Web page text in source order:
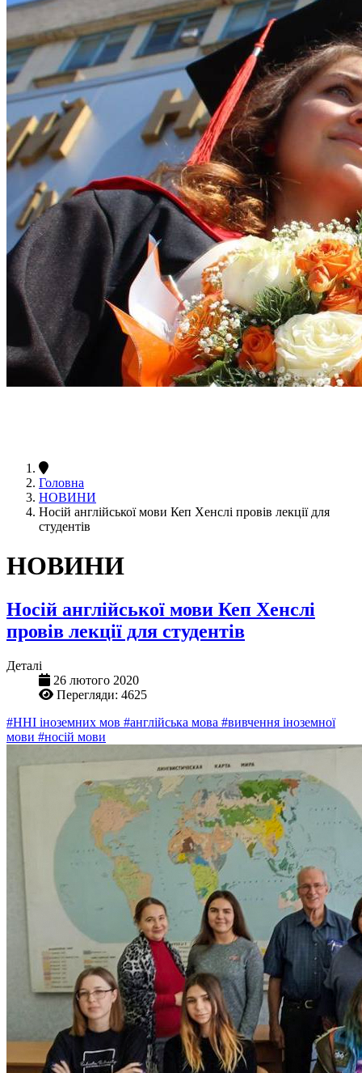
Головна
НОВИНИ
Носій англійської мови Кеп Хенслі провів лекції для
студентів
НОВИНИ
Носій англійської мови Кеп Хенслі
провів лекції для студентів
Деталі
26 лютого 2020
Перегляди: 4625
#ННІ іноземних мов #англійська мова #вивчення іноземної
мови #носій мови